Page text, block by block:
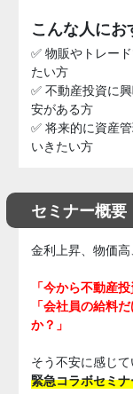
こんな人にお
✅ 物販やトレー
たい方
✅ 不動産投資に
安がある方
✅ 将来的に資産
いきたい方
セミナー概要
金利上昇、物価高
「今から不動産
「会社員の給料
か？」
そう不安に感じて
緊急コラボセミ